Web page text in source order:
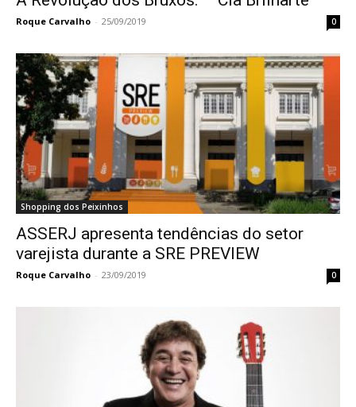
Roque Carvalho - 25/09/2019 0
Shopping dos Peixinhos
ASSERJ apresenta tendências do setor
varejista durante a SRE PREVIEW
Roque Carvalho - 23/09/2019 0